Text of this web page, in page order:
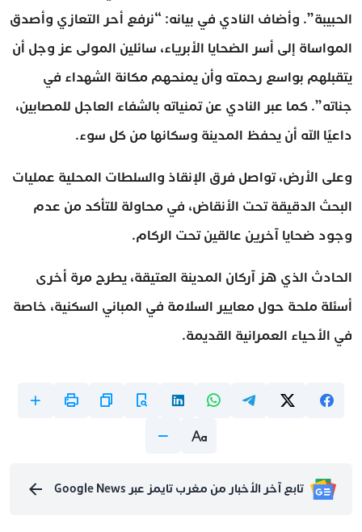
الحبيبة”. وأضاف النادي في بيانه: “نرفع أحر التعازي وأصدق
المواساة إلى أسر الضحايا الأبرياء، سائلين المولى عز وجل أن
يتقبلهم بواسع رحمته وأن يمنحهم مكانة الشهداء في
جناته”. كما عبر النادي عن تمنياته بالشفاء العاجل للمصابين،
داعيًا الله أن يحفظ المدينة وسكانها من كل سوء.
وعلى الأرض، تواصل فرق الإنقاذ والسلطات المحلية عمليات
البحث الدقيقة تحت الأنقاض، في محاولة للتأكد من عدم
وجود ضحايا آخرين عالقين تحت الركام.
الحادث الذي هز آركان المدينة العتيقة، يطرح مرة أخرى
أسئلة ملحة حول معايير السلامة في المباني السكنية، خاصة
في الأحياء العمرانية القديمة.
تابع آخر الأخبار من مغرب تايمز عبر Google News